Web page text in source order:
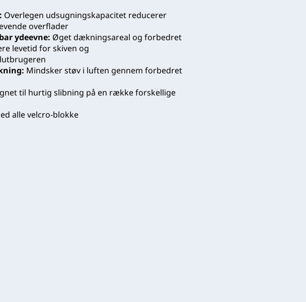
Overlegen udsugningskapacitet reducerer
overflader
ydeevne: Øget dækningsareal og forbedret
levetid for skiven og
Mindsker støv i luften gennem forbedret
til hurtig slibning på en række forskellige
alle velcro-blokke